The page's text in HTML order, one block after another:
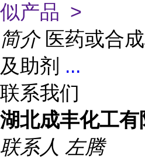
似产品 >
简介 医药或合
及助剂 ...
联系我们
湖北成丰化工有
联系人 左腾